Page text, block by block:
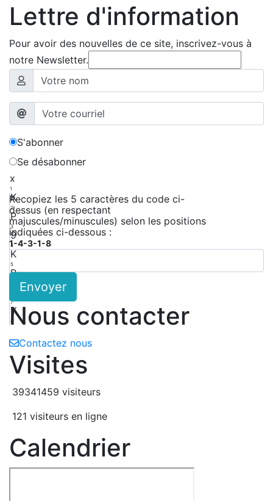
Lettre d'information
Pour avoir des nouvelles de ce site, inscrivez-vous à
notre Newsletter.
S'abonner
Se désabonner
x
1
K
2
P
3
9
4
K
5
P
7
Y
8
Recopiez les 5 caractères du code ci-
dessus (en respectant
majuscules/minuscules) selon les positions
indiquées ci-dessous :
1-4-3-1-8
Envoyer
Nous contacter
Contactez nous
Visites
39341459 visiteurs
121 visiteurs en ligne
Calendrier